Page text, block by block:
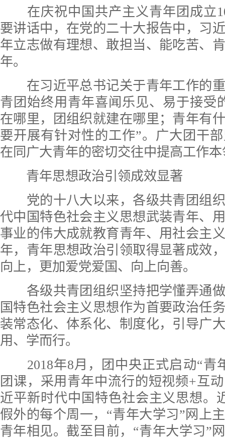
在庆祝中国共产主义青年团成立
要讲话中，在党的二十大报告中，习
年立志做有理想、敢担当、能吃苦、
年。
在习近平总书记关于青年工作的重
青团始终用青年喜闻乐见、易于接受
在哪里，团组织就建在哪里；青年有
要开展有针对性的工作”。广大团干
在同广大青年的密切交往中提高工作
青年思想政治引领成效显著
党的十八大以来，各级共青团组织
代中国特色社会主义思想武装青年、
事业的伟大成就教育青年、用社会主
年，青年思想政治引领取得显著成效
向上，更加爱党爱国、向上向善。
各级共青团组织坚持把学懂弄通做
国特色社会主义思想作为首要政治任
装常态化、体系化、制度化，引导广
用、学而行。
2018年8月，团中央正式启动“青
团课，采用青年中流行的短视频+互
近平新时代中国特色社会主义思想。
假外的每个周一，“青年大学习”网上
青年相见。截至目前，“青年大学习”